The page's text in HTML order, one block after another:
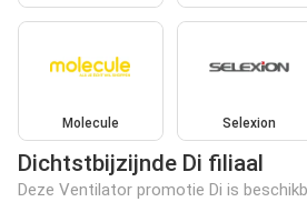
Molecule Selexion
Dichtstbijzijnde Di filiaal
Deze Ventilator promotie Di is